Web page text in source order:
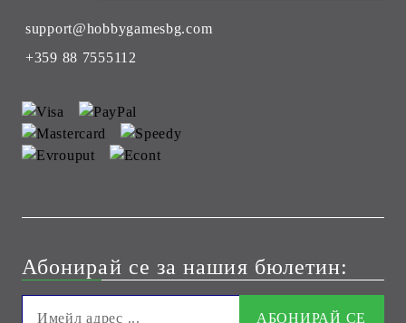
support@hobbygamesbg.com
+359 88 7555112
Абонирай се за нашия бюлетин: